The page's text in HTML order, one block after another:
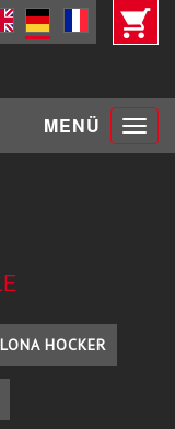
MENÜ Toggle
HOCKER